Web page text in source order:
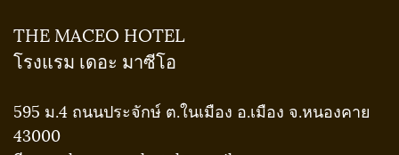
THE MACEO HOTEL
โรงแรม เดอะ มาซีโอ
595 ม.4 ถนนประจักษ์ ต.ในเมือง อ.เมือง จ.หนองคาย
43000